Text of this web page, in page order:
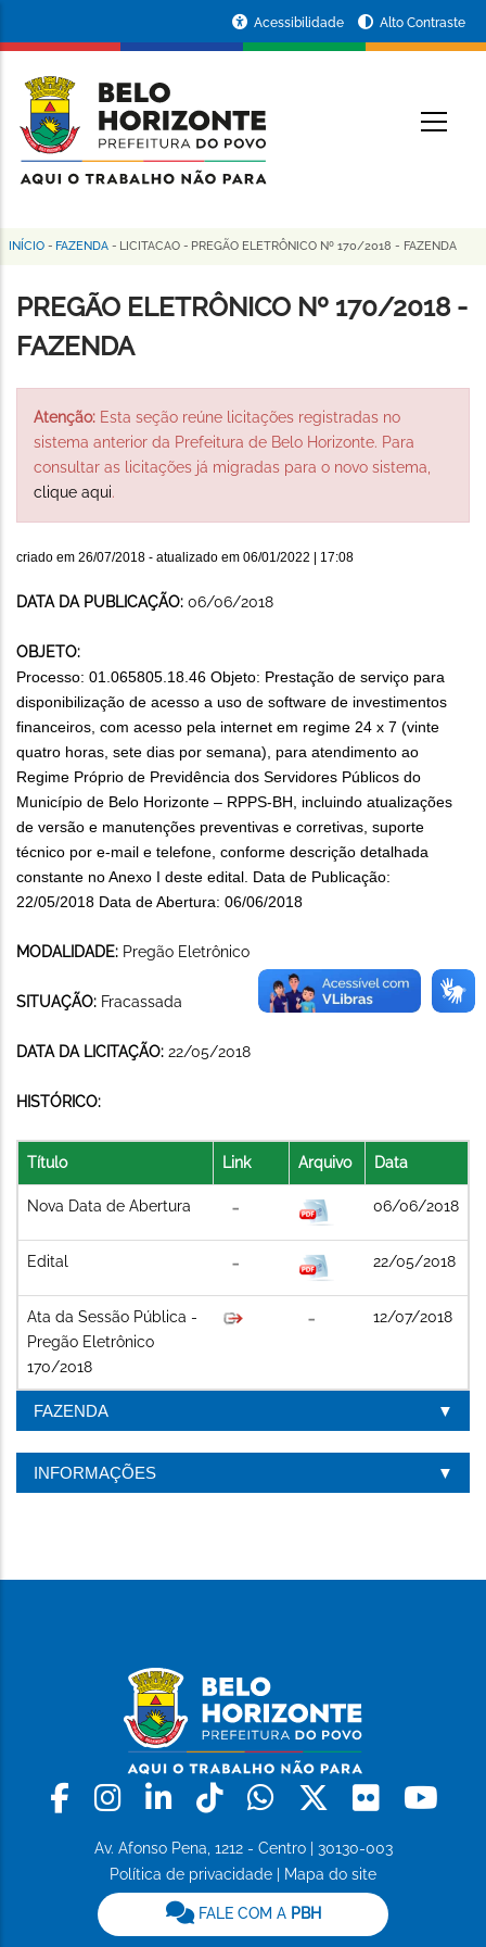
conteúdo
principal
da
Prefeitura
de
Horizonte
Acessibilidade Alto Contraste
Trilha
de
navegação
INÍCIO - FAZENDA - LICITACAO - PREGÃO ELETRÔNICO Nº 170/2018 - FAZENDA
PREGÃO ELETRÔNICO Nº 170/2018 -
FAZENDA
Atenção: Esta seção reúne licitações registradas no
sistema anterior da Prefeitura de Belo Horizonte. Para
consultar as licitações já migradas para o novo sistema,
clique aqui.
criado em 26/07/2018 - atualizado em 06/01/2022 | 17:08
DATA DA PUBLICAÇÃO: 06/06/2018
OBJETO:
Processo: 01.065805.18.46 Objeto: Prestação de serviço para
disponibilização de acesso a uso de software de investimentos
financeiros, com acesso pela internet em regime 24 x 7 (vinte
quatro horas, sete dias por semana), para atendimento ao
Regime Próprio de Previdência dos Servidores Públicos do
Município de Belo Horizonte – RPPS-BH, incluindo atualizações
de versão e manutenções preventivas e corretivas, suporte
técnico por e-mail e telefone, conforme descrição detalhada
constante no Anexo I deste edital. Data de Publicação:
22/05/2018 Data de Abertura: 06/06/2018
MODALIDADE: Pregão Eletrônico
SITUAÇÃO: Fracassada
DATA DA LICITAÇÃO: 22/05/2018
HISTÓRICO:
Título Link Arquivo Data
Nova Data de Abertura 06/06/2018
Edital 22/05/2018
Ata da Sessão Pública -
Pregão Eletrônico
170/2018
12/07/2018
FAZENDA
INFORMAÇÕES
Facebook
Instagram
LinkedinTiktokWhatsapp
X Flickr
Av. Afonso Pena, 1212 - Centro | 30130-003
Política de privacidade
Mapa do site
FALE COM A PBH